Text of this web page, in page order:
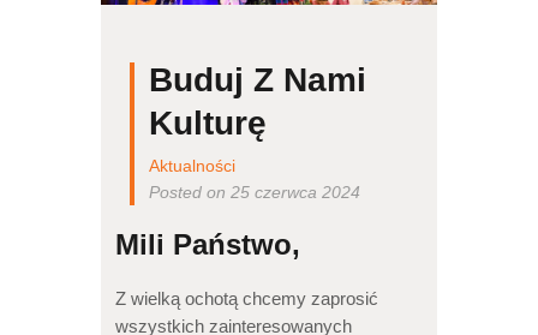
Buduj Z Nami
Kulturę
Aktualności
Posted on 25 czerwca 2024
Mili Państwo,
Z wielką ochotą chcemy zaprosić
wszystkich zainteresowanych